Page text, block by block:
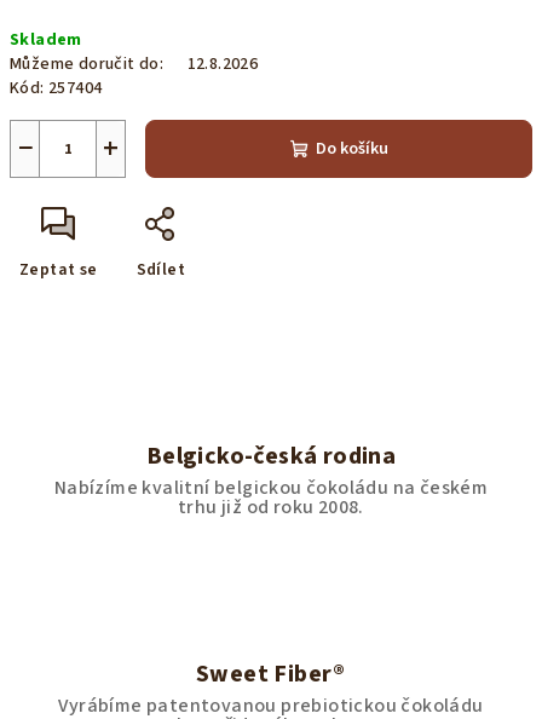
cena:
Skladem
Můžeme doručit do:
12.8.2026
Kód: 257404
+
− Do košíku
Zeptat se Sdílet
Belgicko-česká rodina
Nabízíme kvalitní belgickou čokoládu na českém
trhu již od roku 2008.
Sweet Fiber®
Vyrábíme patentovanou prebiotickou čokoládu